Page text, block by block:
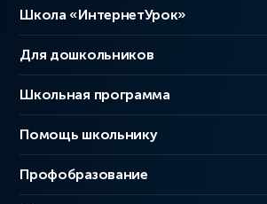
Школа «ИнтернетУрок»
Для дошкольников
Школьная программа
Помощь школьнику
Профобразование